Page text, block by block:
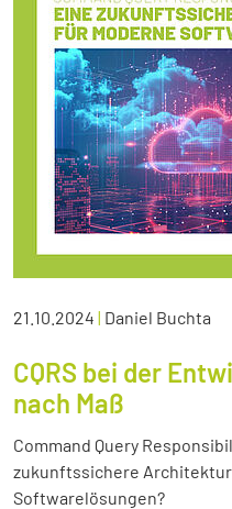
21.10.2024 | Daniel Buchta
CQRS bei der
nach Maß
Command Query
zukunftssichere
Softwarelösungen?